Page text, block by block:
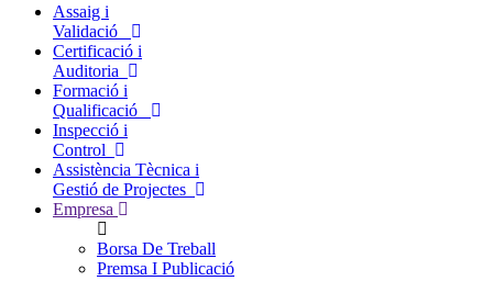
Assaig i
Validació
Certificació i
Auditoria
Formació i
Qualificació
Inspecció i
Control
Assistència Tècnica i
Gestió de Projectes
Empresa
Borsa De Treball
Premsa I Publicació